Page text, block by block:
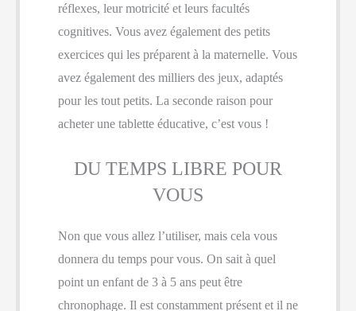
réflexes, leur motricité et leurs facultés
cognitives. Vous avez également des petits
exercices qui les préparent à la maternelle. Vous
avez également des milliers des jeux, adaptés
pour les tout petits. La seconde raison pour
acheter une tablette éducative, c’est vous !
DU TEMPS LIBRE POUR
VOUS
Non que vous allez l’utiliser, mais cela vous
donnera du temps pour vous. On sait à quel
point un enfant de 3 à 5 ans peut être
chronophage. Il est constamment présent et il ne